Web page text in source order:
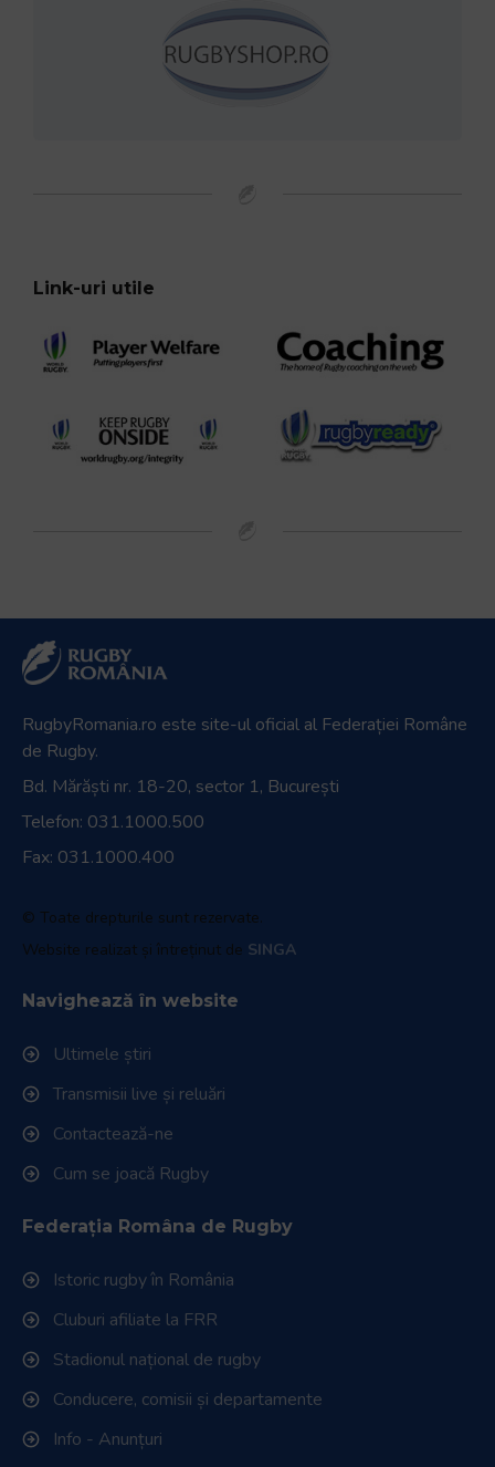
Link-uri utile
RugbyRomania.ro este site-ul oficial al Federației Române
de Rugby.
Bd. Mărăști nr. 18-20, sector 1, București
Telefon: 031.1000.500
Fax: 031.1000.400
© Toate drepturile sunt rezervate.
Website realizat și întreținut de SINGA
Navighează în website
Ultimele știri
Transmisii live și reluări
Contactează-ne
Cum se joacă Rugby
Federația Româna de Rugby
Istoric rugby în România
Cluburi afiliate la FRR
Stadionul național de rugby
Conducere, comisii și departamente
Info - Anunțuri